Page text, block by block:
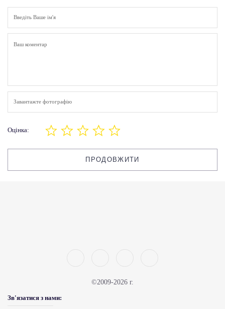
Завантажте фотографію
Оцінка:
ПРОДОВЖИТИ
©2009-2026 г.
Зв'язатися з нами: